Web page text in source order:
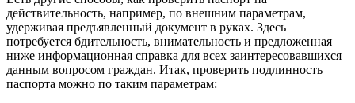
действительность, например, по внешним параметрам,
удерживая предъявленный документ в руках. Здесь
потребуется бдительность, внимательность и предложенная
ниже информационная справка для всех заинтересовавшихся
данным вопросом граждан. Итак, проверить подлинность
паспорта можно по таким параметрам: